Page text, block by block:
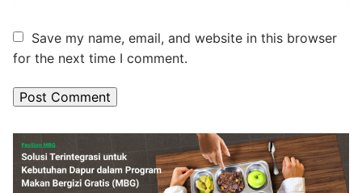
Save my name, email, and website in this browser
for the next time I comment.